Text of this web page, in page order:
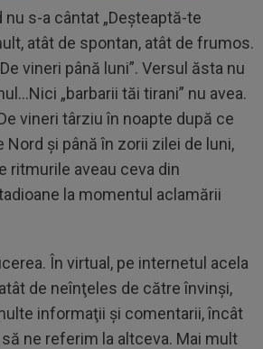
s-a cântat „Deşteaptă-te
atât de spontan, atât de frumos.
vineri până luni”. Versul ăsta nu
„barbarii tăi tirani” nu avea.
vineri târziu în noapte după ce
Nord şi până în zorii zilei de luni,
ritmurile aveau ceva din
la momentul aclamării
În virtual, pe internetul acela
de neînţeles de către învinşi,
informaţii şi comentarii, încât
ne referim la altceva. Mai mult